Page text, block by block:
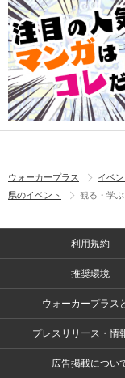
ウォーカープラス イベン
県のイベント
観る・学ぶ
利用規約
推奨環境
ウォーカープラス
プレスリリース・情
広告掲載につい